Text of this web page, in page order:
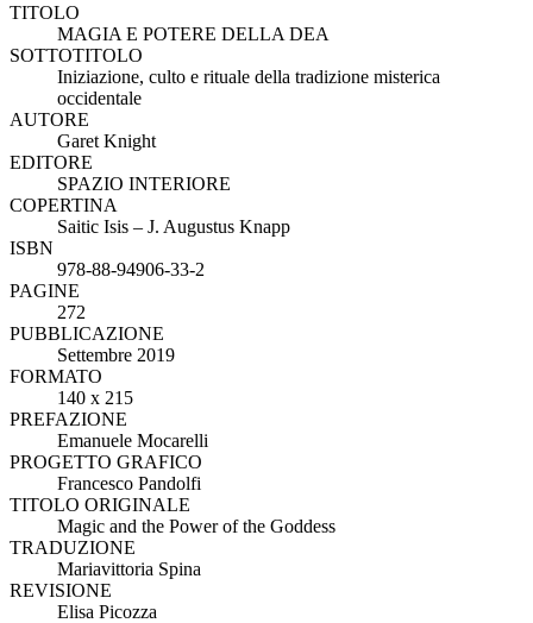
TITOLO
MAGIA E POTERE DELLA DEA
SOTTOTITOLO
Iniziazione, culto e rituale della tradizione misterica
occidentale
AUTORE
Garet Knight
EDITORE
SPAZIO INTERIORE
COPERTINA
Saitic Isis – J. Augustus Knapp
ISBN
978-88-94906-33-2
PAGINE
272
PUBBLICAZIONE
Settembre 2019
FORMATO
140 x 215
PREFAZIONE
Emanuele Mocarelli
PROGETTO GRAFICO
Francesco Pandolfi
TITOLO ORIGINALE
Magic and the Power of the Goddess
TRADUZIONE
Mariavittoria Spina
REVISIONE
Elisa Picozza